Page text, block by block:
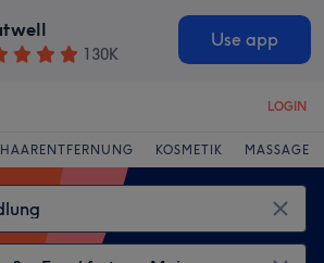
130K
Use app
LOGIN
HAARENTFERNUNG KOSMETIK MASSAGE